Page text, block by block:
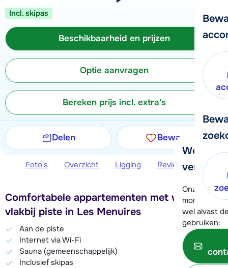
We
verder!
Onze
moment
wel alvast
gebruiken:
Incl. skipas
Beschikbaarheid en prijzen
Optie aanvragen
Bereken prijs incl. extra's
Delen Bewaren
Foto's Overzicht Ligging Reviews
Comfortabele appartementen met wellness
vlakbij piste in Les Menuires
Aan de piste
Internet via Wi-Fi
Sauna (gemeenschappelijk)
Inclusief skipas